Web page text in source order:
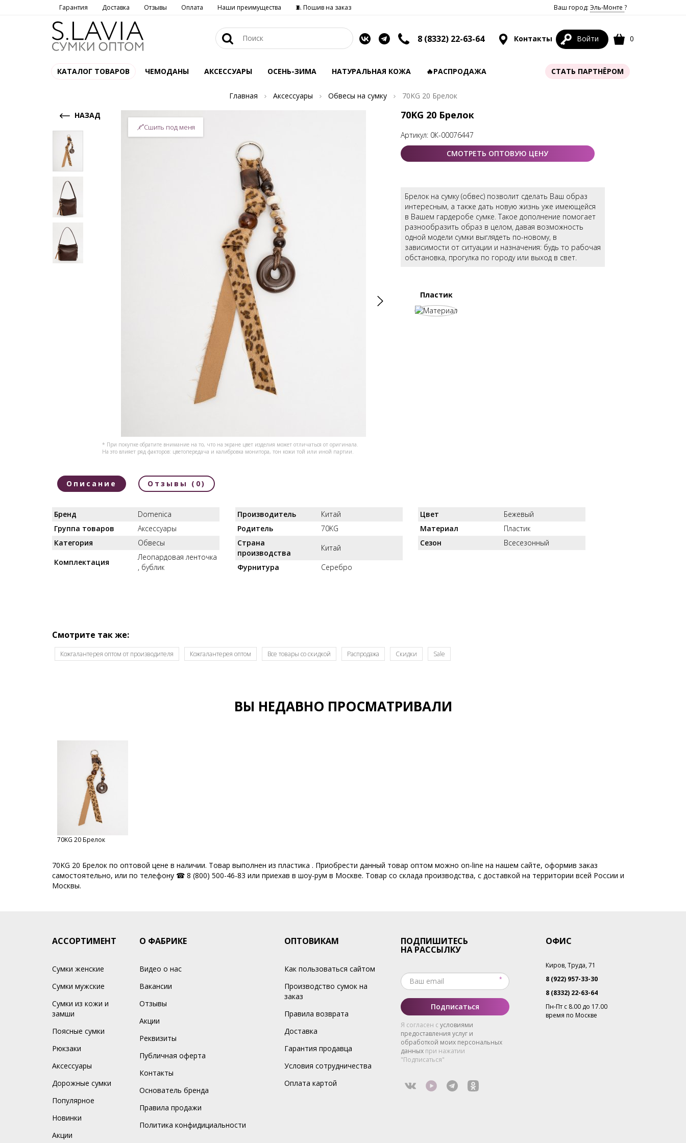
Гарантия Доставка Отзывы Оплата Наши преимущества 🧵 Пошив на заказ Ваш город: Эль-Монте ?
8 (8332) 22-63-64 Контакты Войти 0
КАТАЛОГ ТОВАРОВ ЧЕМОДАНЫ АКСЕССУАРЫ ОСЕНЬ-ЗИМА НАТУРАЛЬНАЯ КОЖА 🔥РАСПРОДАЖА СТАТЬ ПАРТНЁРОМ
Главная Аксессуары Обвесы на сумку
70KG 20 Брелок
НАЗАД
* При покупке обратите внимание на то, что на экране цвет изделия может отличаться от оригинала.
На это влияет ряд факторов: цветопередача и калибровка монитора, тон кожи той или иной партии.
Сшить под меня
70KG 20 Брелок
Артикул: 0К-00076447
СМОТРЕТЬ ОПТОВУЮ ЦЕНУ
Брелок на сумку (обвес) позволит сделать Ваш образ
интересным, а также дать новую жизнь уже имеющейся
в Вашем гардеробе сумке. Такое дополнение помогает
разнообразить образ в целом, давая возможность
одной модели сумки выглядеть по-новому, в
зависимости от ситуации и назначения: будь то рабочая
обстановка, прогулка по городу или выход в свет.
Пластик
Описание Отзывы (0)
Бренд
Domenica
Группа товаров
Аксессуары
Категория
Обвесы
Комплектация
Леопардовая ленточка
, бублик
Производитель
Китай
Родитель
70KG
Страна
производства
Китай
Фурнитура
Серебро
Цвет
Бежевый
Материал
Пластик
Сезон
Всесезонный
Смотрите так же:
Кожгалантерея оптом от производителя Кожгалантерея оптом Все товары со скидкой Распродажа Скидки Sale
ВЫ НЕДАВНО ПРОСМАТРИВАЛИ
70KG 20 Брелок
70KG 20 Брелок по оптовой цене в наличии. Товар выполнен из пластика . Приобрести данный товар оптом можно on-line на нашем сайте, оформив заказ
самостоятельно, или по телефону ☎ 8 (800) 500-46-83 или приехав в шоу-рум в Москве. Товар со склада производства, с доставкой на территории всей России и
Москвы.
АССОРТИМЕНТ
Сумки женские
Сумки мужские
Сумки из кожи и
замши
Поясные сумки
Рюкзаки
Аксессуары
Дорожные сумки
Популярное
Новинки
Акции
О ФАБРИКЕ
Видео о нас
Вакансии
Отзывы
Акции
Реквизиты
Публичная оферта
Контакты
Основатель бренда
Правила продажи
Политика конфидициальности
ОПТОВИКАМ
Как пользоваться сайтом
Производство сумок на
заказ
Правила возврата
Доставка
Гарантия продавца
Условия сотрудничества
Оплата картой
ПОДПИШИТЕСЬ
НА РАССЫЛКУ
Подписаться
Я согласен с условиями
предоставления услуг и
обработкой моих персональных
данныхпри нажатии
"Подписаться"
ОФИС
Киров, Труда, 71
8 (922) 957-33-30
8 (8332) 22-63-64
Пн-Пт с 8.00 до 17.00
время по Москве